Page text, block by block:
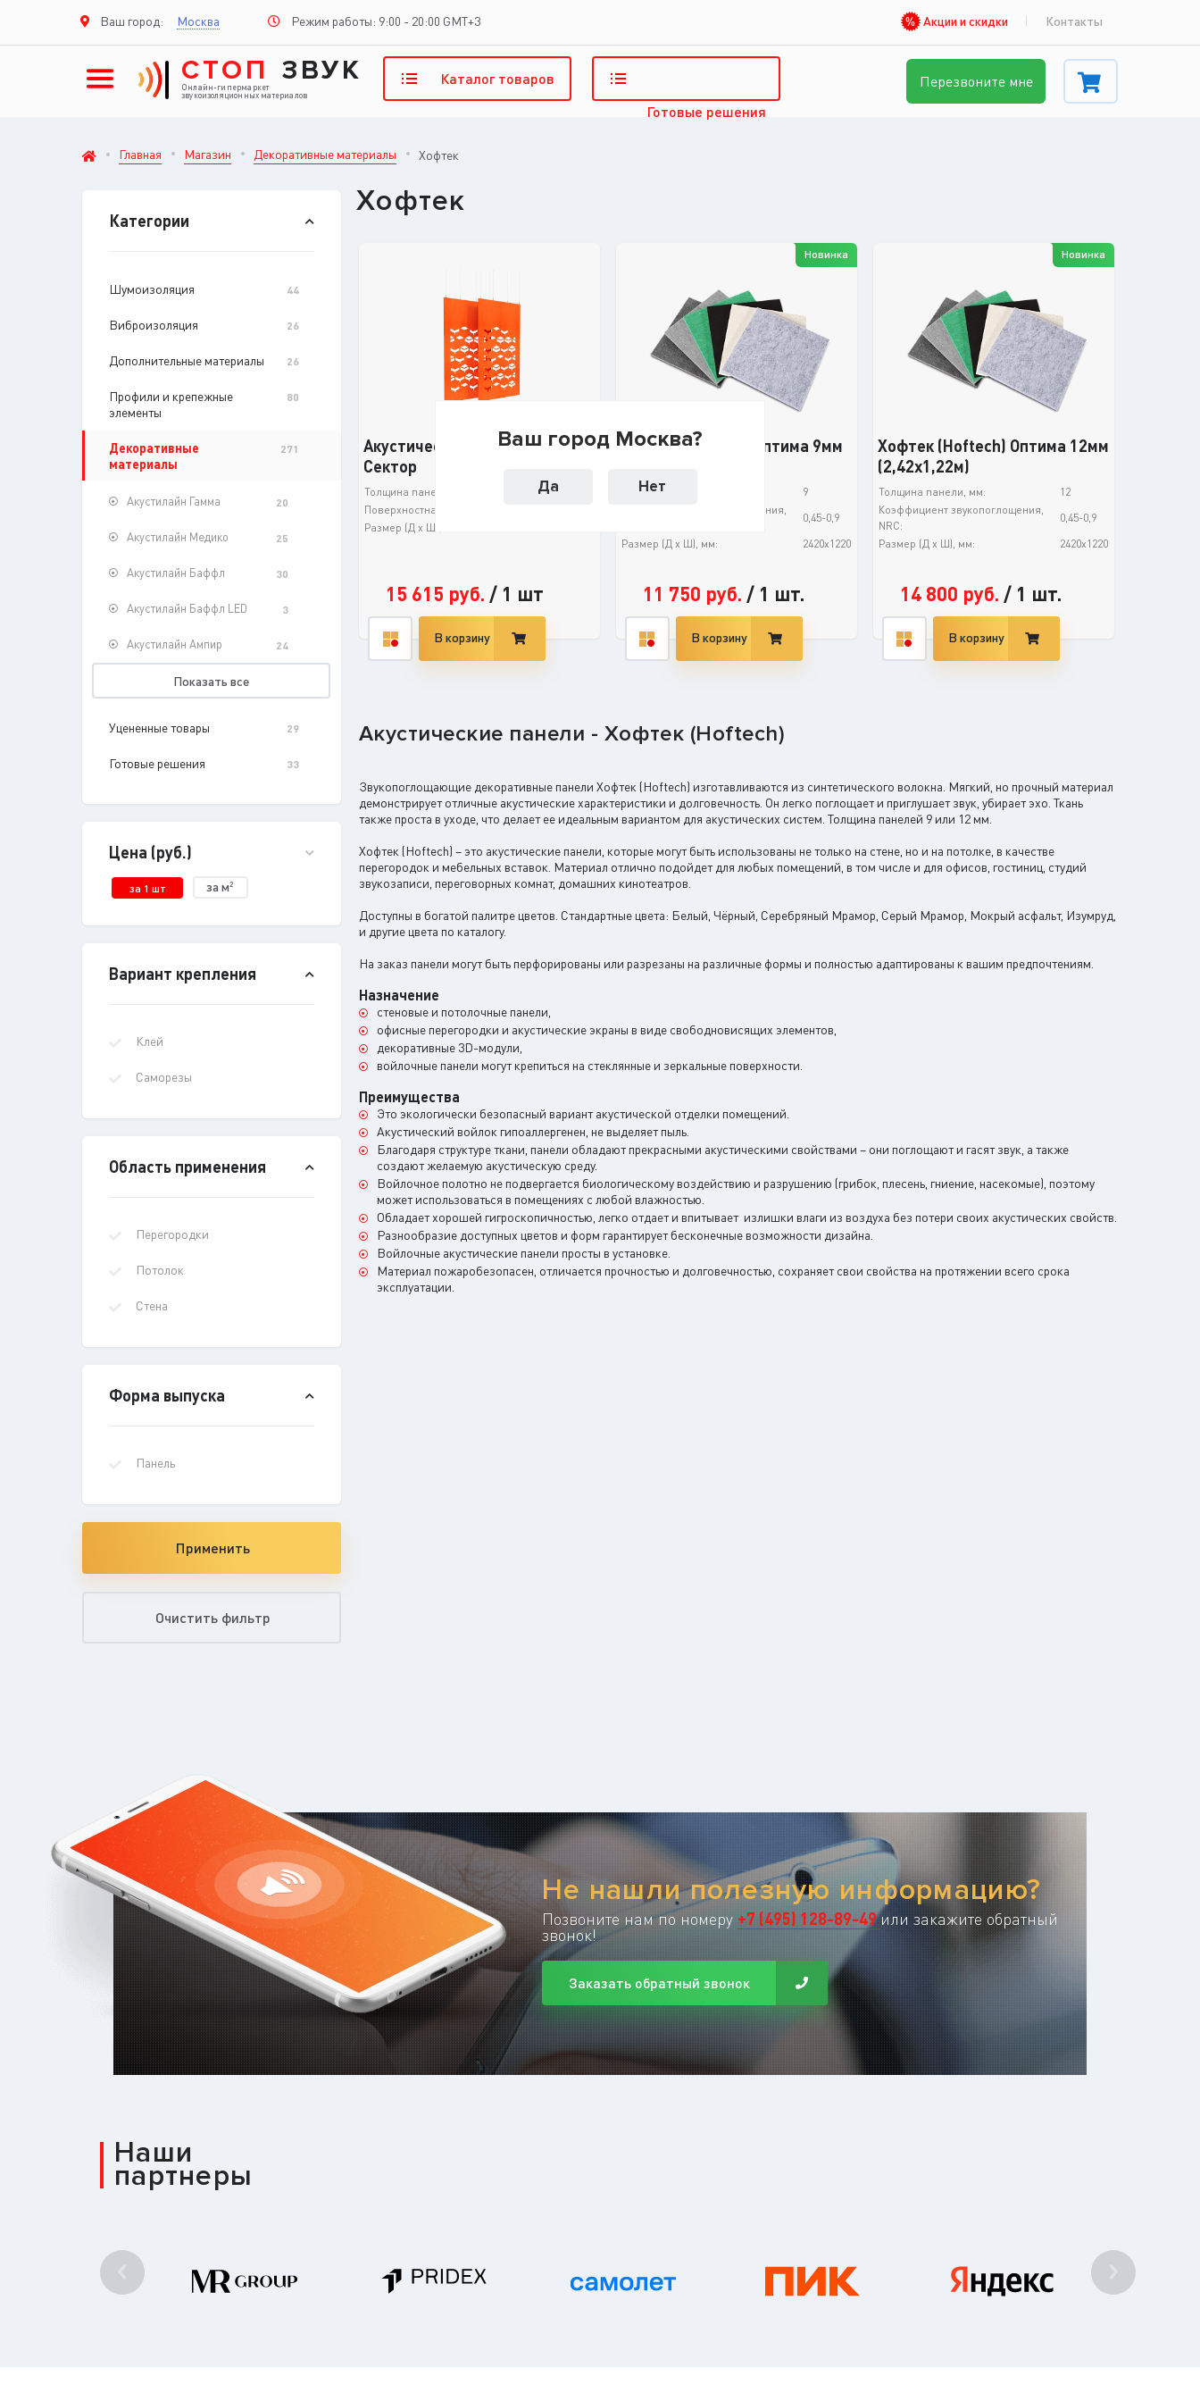
Ваш город: Москва
Ваш город Москва?
Да Нет
Режим работы: 9:00 - 20:00 GMT+3 Акции и скидки Контакты
СТОП ЗВУК
Онлайн-гипермаркет
звукоизоляционных материалов
Каталогтоваров
Готовые решения
Перезвоните мне
Главная Магазин Декоративные материалы Хофтек
Категории
Шумоизоляция 44
Виброизоляция 26
Дополнительные материалы 26
Профили и крепежные
элементы
80
Декоративные
материалы
271
Акустилайн Гамма 20
Акустилайн Медико 25
Акустилайн Баффл 30
Акустилайн Баффл LED 3
Акустилайн Ампир 24
Показать все
Уцененные товары 29
Готовые решения 33
Цена (руб.)
за 1 шт за м2
Вариант крепления
Клей
Саморезы
Область применения
Перегородки
Потолок
Стена
Форма выпуска
Панель
Применить
Очистить фильтр
Хофтек
Акустические экраны Хофтек
Сектор
Толщина панели, мм:
9
Поверхностная плотность, г/м²:
Размер (Д х Ш), мм:
15 615 руб. / 1 шт
В корзину
Новинка
Хофтек (Hoftech) Оптима 9мм
Толщина панели, мм:
9
Коэффициент звукопоглощения,
0,45-0,9
Размер (Д х Ш), мм:
2420х1220
11 750 руб. / 1 шт.
В корзину
Новинка
Хофтек (Hoftech) Оптима 12мм
(2,42х1,22м)
Толщина панели, мм:
12
Коэффициент звукопоглощения,
NRC:
0,45-0,9
Размер (Д х Ш), мм:
2420х1220
14 800 руб. / 1 шт.
В корзину
Акустические панели - Хофтек (Hoftech)
Звукопоглощающие декоративные панели Хофтек (Hoftech) изготавливаются из синтетического волокна. Мягкий, но прочный материал
демонстрирует отличные акустические характеристики и долговечность. Он легко поглощает и приглушает звук, убирает эхо. Ткань
также проста в уходе, что делает ее идеальным вариантом для акустических систем. Толщина панелей 9 или 12 мм.
Хофтек (Hoftech) – это акустические панели, которые могут быть использованы не только на стене, но и на потолке, в качестве
перегородок и мебельных вставок. Материал отлично подойдет для любых помещений, в том числе и для офисов, гостиниц, студий
звукозаписи, переговорных комнат, домашних кинотеатров.
Доступны в богатой палитре цветов. Стандартные цвета: Белый, Чёрный, Серебряный Мрамор, Серый Мрамор, Мокрый асфальт, Изумруд,
и другие цвета по каталогу.
На заказ панели могут быть перфорированы или разрезаны на различные формы и полностью адаптированы к вашим предпочтениям.
Назначение
стеновые и потолочные панели,
офисные перегородки и акустические экраны в виде свободновисящих элементов,
декоративные 3D-модули,
войлочные панели могут крепиться на стеклянные и зеркальные поверхности.
Преимущества
Это экологически безопасный вариант акустической отделки помещений.
Акустический войлок гипоаллергенен, не выделяет пыль.
Благодаря структуре ткани, панели обладают прекрасными акустическими свойствами – они поглощают и гасят звук, а также
создают желаемую акустическую среду.
Войлочное полотно не подвергается биологическому воздействию и разрушению (грибок, плесень, гниение, насекомые), поэтому
может использоваться в помещениях с любой влажностью.
Обладает хорошей гигроскопичностью, легко отдает и впитывает излишки влаги из воздуха без потери своих акустических свойств.
Разнообразие доступных цветов и форм гарантирует бесконечные возможности дизайна.
Войлочные акустические панели просты в установке.
Материал пожаробезопасен, отличается прочностью и долговечностью, сохраняет свои свойства на протяжении всего срока
эксплуатации.
Не нашли полезную информацию?
Позвоните нам по номеру +7 (495) 128-89-49или закажите обратный
звонок!
Заказать обратный звонок
Наши
партнеры